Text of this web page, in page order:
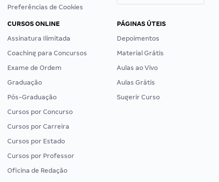
Preferências de Cookies
CURSOS ONLINE
Assinatura Ilimitada
Coaching para Concursos
Exame de Ordem
Graduação
Pós-Graduação
Cursos por Concurso
Cursos por Carreira
Cursos por Estado
Cursos por Professor
Oficina de Redação
PÁGINAS ÚTEIS
Depoimentos
Material Grátis
Aulas ao Vivo
Aulas Grátis
Sugerir Curso